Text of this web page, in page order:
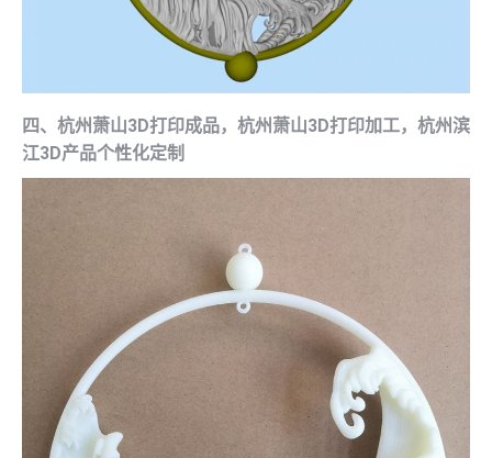
四、杭州萧山3D打印成品，杭州萧山3D打印加工，杭州滨
江3D产品个性化定制